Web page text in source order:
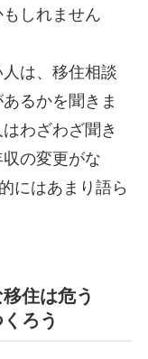
しれません
は、移住相談
るかを聞きま
わざわざ聞き
の変更がな
にはあまり語ら
住は危う
ろう